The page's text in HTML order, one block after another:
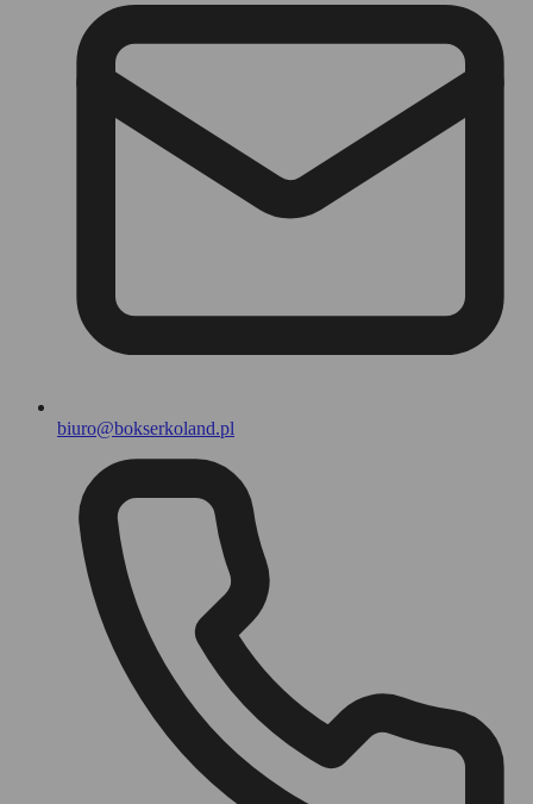
biuro@bokserkoland.pl